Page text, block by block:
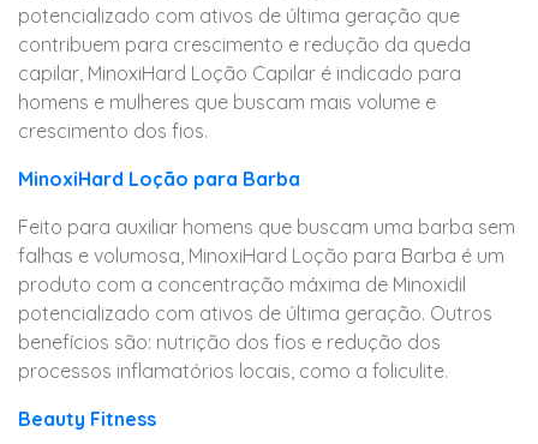
potencializado com ativos de última geração que
contribuem para crescimento e redução da queda
capilar, MinoxiHard Loção Capilar é indicado para
homens e mulheres que buscam mais volume e
crescimento dos fios.
MinoxiHard Loção para Barba
Feito para auxiliar homens que buscam uma barba sem
falhas e volumosa, MinoxiHard Loção para Barba é um
produto com a concentração máxima de Minoxidil
potencializado com ativos de última geração. Outros
benefícios são: nutrição dos fios e redução dos
processos inflamatórios locais, como a foliculite.
Beauty Fitness